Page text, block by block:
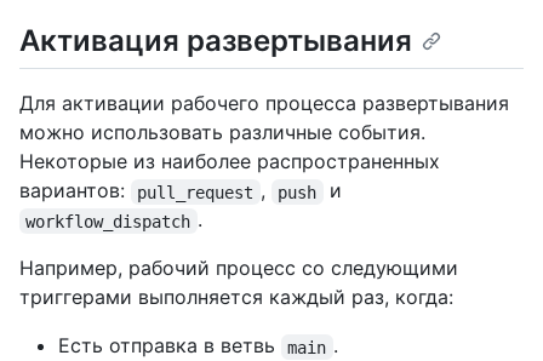
Активация развертывания
Для активации рабочего процесса развертывания
можно использовать различные события.
Некоторые из наиболее распространенных
вариантов:
pull_request , push и
workflow_dispatch .
Например, рабочий процесс со следующими
триггерами выполняется каждый раз, когда:
Есть отправка в ветвь
main .